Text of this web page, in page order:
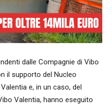
dalle Compagnie di Vibo
il supporto del Nucleo
e, in un caso, del
Valentia, hanno eseguito